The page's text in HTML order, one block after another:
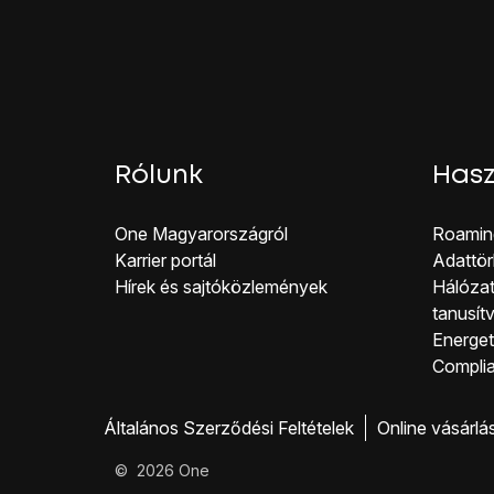
Írd be azt, hogy
A befejezéshez és
Rólunk
One Magyar országról
Karrier portál
Hírek és sajtóközlemények
Co
Általános Szerződési Feltételek Online
© 2026 One